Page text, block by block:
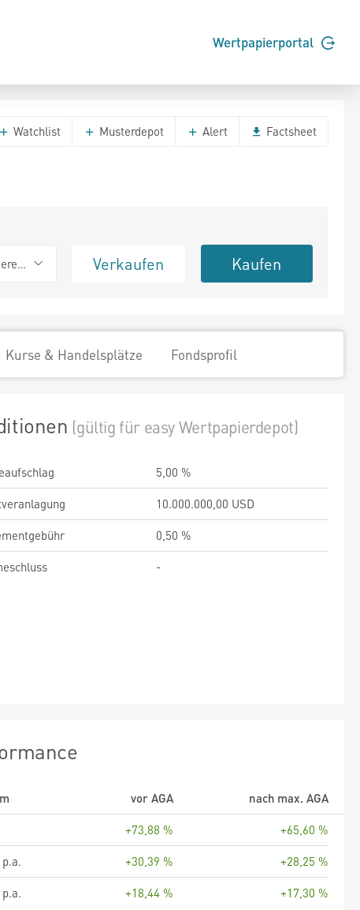
Wertpapierportal
Watchlist Musterdepot Alert Factsheet
Verkaufen Kaufen
Kurse & Handelsplätze Fondsprofil
(gültig für easy Wertpapierdepot)
5,00 %
10.000.000,00 USD
0,50 %
-
vor AGA
nach max. AGA
+73,88 %
+65,60 %
+30,39 %
+28,25 %
+18,44 % +17,30 %